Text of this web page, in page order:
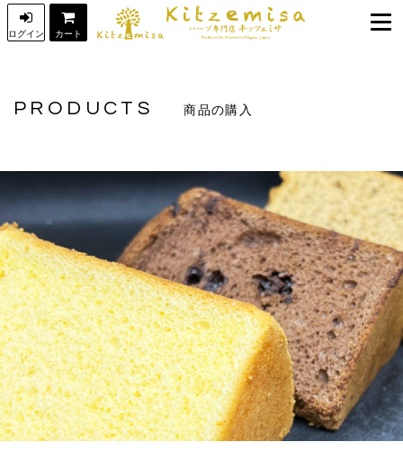
INFORMATION キッツェミサについて
パン&デリカ
ケーキ&菓子
新潟特産品
その他
ONLINE SHOP オンラインショップ
特定商取引に基づく表記
プライバシーポリシー
お問合せ
ログイン カート
PRODUCTS 商品の購入